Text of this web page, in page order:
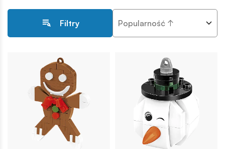
Filtry Popularność ↑